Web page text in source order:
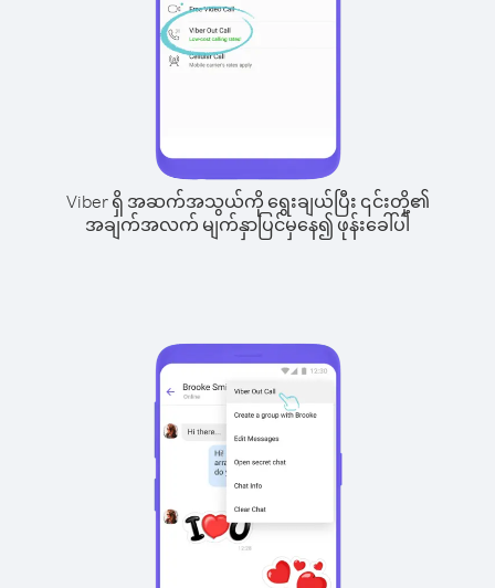
Viber ရှိ အဆက်အသွယ်ကို ရွေးချယ်ပြီး ၎င်းတို့၏
အချက်အလက် မျက်နှာပြင်မှနေ၍ ဖုန်းခေါ်ပါ